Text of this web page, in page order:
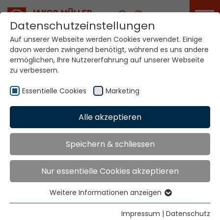
Karriere
Ihre Welt. Unsere
Technologien.
Home Australien
Globale Präsenz
Ramsey McDonald Australia Pty Ltd
191 Kensington Road
West Melbourne VIC 3003
Datenschutzeinstellungen
Auf unserer Webseite werden Cookies verwendet. Einige
davon werden zwingend benötigt, während es uns andere
ermöglichen, Ihre Nutzererfahrung auf unserer Webseite
zu verbessern.
Essentielle Cookies Marketing
Alle akzeptieren
Speichern & schliessen
Nur essentielle Cookies akzeptieren
Essentielle Cookies
Essentielle Cookies werden für grundlegende
Weitere Informationen anzeigen
Impressum | Datenschutz